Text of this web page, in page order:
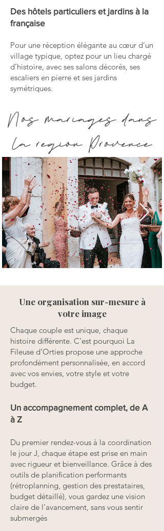
Des hôtels particuliers et jardins à la
française
Pour une réception élégante au cœur d’un
village typique, optez pour un lieu chargé
d’histoire, avec ses salons décorés, ses
escaliers en pierre et ses jardins
symétriques.
Nos mariages dans
la region Provence
Une organisation sur-mesure à
votre image
Chaque couple est unique, chaque
histoire différente. C’est pourquoi La
Fileuse d’Orties propose une approche
profondément personnalisée, en accord
avec vos envies, votre style et votre
budget.
Un accompagnement complet, de A
à Z
Du premier rendez-vous à la coordination
le jour J, chaque étape est prise en main
avec rigueur et bienveillance. Grâce à des
outils de planification performants
(rétroplanning, gestion des prestataires,
budget détaillé), vous gardez une vision
claire de l’avancement, sans vous sentir
submergés